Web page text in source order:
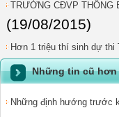
TRƯỜNG CĐVP THÔNG
(19/08/2015)
Hơn 1 triệu thí sinh dự thi
Những tin cũ hơn
Những định hướng trước